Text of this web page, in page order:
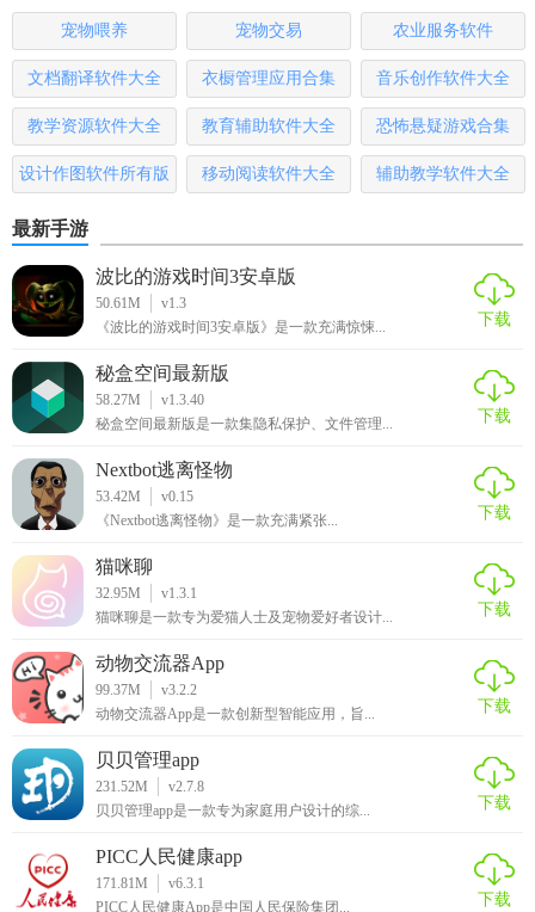
宠物喂养 宠物交易 农业服务软件
文档翻译软件大全 衣橱管理应用合集 音乐创作软件大全
教学资源软件大全 教育辅助软件大全 恐怖悬疑游戏合集
设计作图软件所有版
移动阅读软件大全 辅助教学软件大全
最新手游
波比的游戏时间3安卓版
50.61M
v1.3
《波比的游戏时间3安卓版》是一款充满惊悚...
下载
秘盒空间最新版
58.27M
v1.3.40
秘盒空间最新版是一款集隐私保护、文件管理...
下载
Nextbot逃离怪物
53.42M
v0.15
《Nextbot逃离怪物》是一款充满紧张...
下载
猫咪聊
32.95M
v1.3.1
猫咪聊是一款专为爱猫人士及宠物爱好者设计...
下载
动物交流器App
99.37M
v3.2.2
动物交流器App是一款创新型智能应用，旨...
下载
贝贝管理app
231.52M
v2.7.8
贝贝管理app是一款专为家庭用户设计的综...
下载
PICC人民健康app
171.81M
v6.3.1
PICC人民健康App是中国人民保险集团...
下载